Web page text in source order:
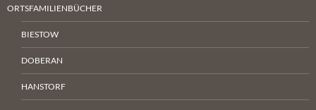
ORTSFAMILIENBÜCHER
BIESTOW
DOBERAN
HANSTORF